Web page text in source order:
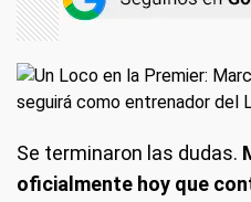
Se terminaron las dudas.
oficialmente hoy que